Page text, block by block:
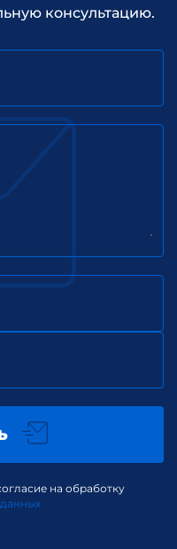
консультацию.
на обработку